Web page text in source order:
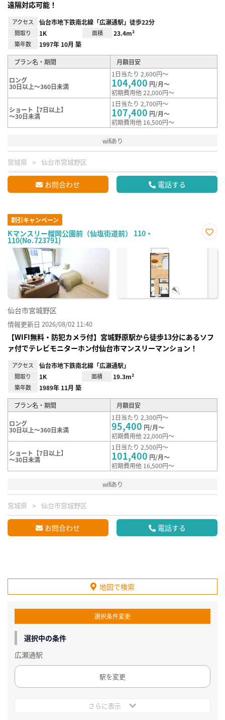
遠隔対応可能！
アクセス 仙台市地下鉄南北線「広瀬通駅」徒歩22分
間取り 1K 面積 23.4m²
築年数 1997年 10月 築
プラン名・期間 月額目安
ロング
30日以上～360日未満
1日当たり 2,600円～
104,400 円/月～
初期費用他 22,000円～
ショート【7日以上】
～30日未満
1日当たり 2,700円～
107,400 円/月～
初期費用他 16,500円～
wifiあり
宮城県 仙台市宮城野区
お問合わせ 電話する
割引キャンペーン
Kマンスリー榴岡公園前（仙塩街道前） 110・
110(No.723791)
に入
仙台市宮城野区
情報更新日 2026/08/02 11:40
【WIFI無料・防犯カメラ付】宮城野原駅から徒歩13分にあるソフ
ァ付でテレビモニターホン付仙台市マンスリーマンション！
アクセス 仙台市地下鉄南北線「広瀬通駅」
間取り 1K 面積 19.3m²
築年数 1989年 11月 築
プラン名・期間 月額目安
ロング
30日以上～360日未満
1日当たり 2,300円～
95,400 円/月～
初期費用他 22,000円～
ショート【7日以上】
～30日未満
1日当たり 2,500円～
101,400 円/月～
初期費用他 16,500円～
wifiあり
宮城県 仙台市宮城野区
お問合わせ 電話する
地図で検索
選択条件変更
選択中の条件
広瀬通駅
駅を変更
さらに表示